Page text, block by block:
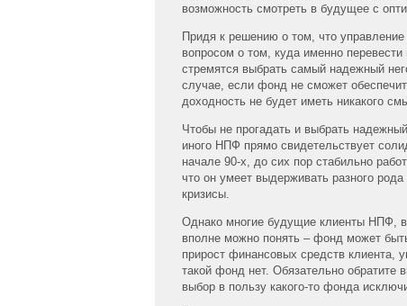
возможность смотреть в будущее с
Придя к решению о том, что
вопросом о том, куда именно
стремятся выбрать самый надежный
случае, если фонд не сможет
доходность не будет иметь никакого
Чтобы не прогадать и выбрать
иного НПФ прямо свидетельствует
начале 90-х, до сих пор стабильно
что он умеет выдерживать разного
кризисы.
Однако многие будущие клиенты НПФ,
вполне можно понять – фонд может
прирост финансовых средств клиента,
такой фонд нет. Обязательно обратите
выбор в пользу какого-то фонда